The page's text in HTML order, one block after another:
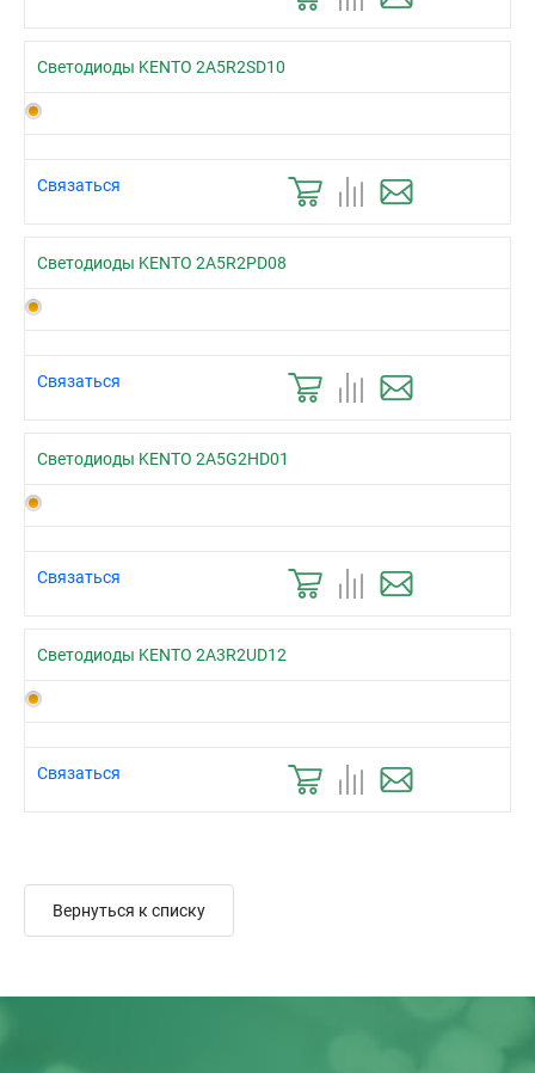
Светодиоды KENTO 2A5R2SD10
Связаться
Светодиоды KENTO 2A5R2PD08
Связаться
Светодиоды KENTO 2A5G2HD01
Связаться
Светодиоды KENTO 2A3R2UD12
Связаться
Вернуться к списку